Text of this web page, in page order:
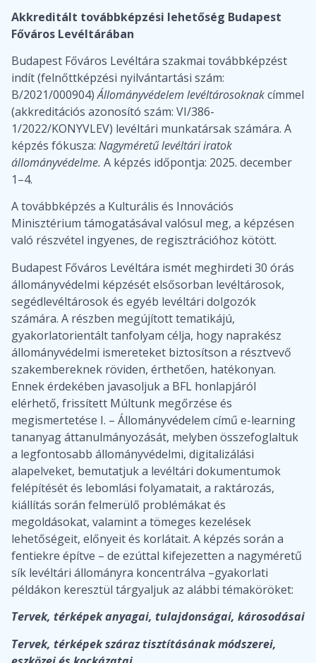
Akkreditált továbbképzési lehetőség Budapest
Főváros Levéltárában
Budapest Főváros Levéltára szakmai továbbképzést
indít (felnőttképzési nyilvántartási szám:
B/2021/000904)Állományvédelem levéltárosoknakcímmel
(akkreditációs azonosító szám: VI/386-
1/2022/KONYVLEV) levéltári munkatársak számára. A
képzés fókusza: Nagyméretű levéltári iratok
állományvédelme. A képzés időpontja: 2025. december
1–4.
A továbbképzés a Kulturális és Innovációs
Minisztérium támogatásával valósul meg, a képzésen
való részvétel ingyenes, de regisztrációhoz kötött.
Budapest Főváros Levéltára ismét meghirdeti 30 órás
állományvédelmi képzését elsősorban levéltárosok,
segédlevéltárosok és egyéb levéltári dolgozók
számára. A részben megújított tematikájú,
gyakorlatorientált tanfolyam célja, hogy naprakész
állományvédelmi ismereteket biztosítson a résztvevő
szakembereknek röviden, érthetően, hatékonyan.
Ennek érdekében javasoljuk a BFL honlapjáról
elérhető, frissített Múltunk megőrzése és
megismertetése I. – Állományvédelem című e-learning
tananyag áttanulmányozását, melyben összefoglaltuk
a legfontosabb állományvédelmi, digitalizálási
alapelveket, bemutatjuk a levéltári dokumentumok
felépítését és lebomlási folyamatait, a raktározás,
kiállítás során felmerülő problémákat és
megoldásokat, valamint a tömeges kezelések
lehetőségeit, előnyeit és korlátait. A képzés során a
fentiekre építve – de ezúttal kifejezetten a nagyméretű
sík levéltári állományra koncentrálva –gyakorlati
példákon keresztül tárgyaljuk az alábbi témaköröket:
Tervek, térképek anyagai, tulajdonságai, károsodásai
Tervek, térképek száraz tisztításának módszerei,